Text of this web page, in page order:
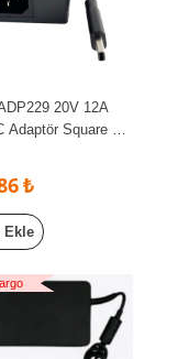
20V 12A
Adaptör Square Tip
₺
Ekle